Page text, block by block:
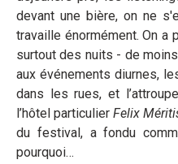
devant une bière, on ne
travaille énormément. On a
surtout des nuits - de
aux événements diurnes,
dans les rues, et
l’hôtel particulier Felix
du festival, a fondu
pourquoi…